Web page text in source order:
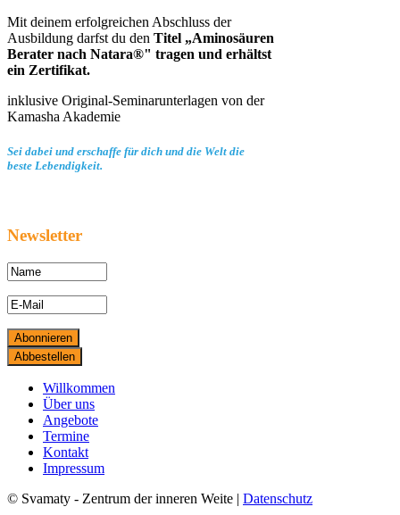
Mit deinem erfolgreichen Abschluss der
Ausbildung darfst du den Titel „Aminosäuren
Berater nach Natara®" tragen und erhältst
ein Zertifikat.
inklusive Original-Seminarunterlagen von der
Kamasha Akademie
Sei dabei und erschaffe für dich und die Welt die
beste Lebendigkeit.
Newsletter
Willkommen
Über uns
Angebote
Termine
Kontakt
Impressum
© Svamaty - Zentrum der inneren Weite | Datenschutz